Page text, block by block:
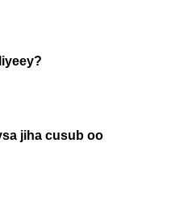
jiha cusub oo